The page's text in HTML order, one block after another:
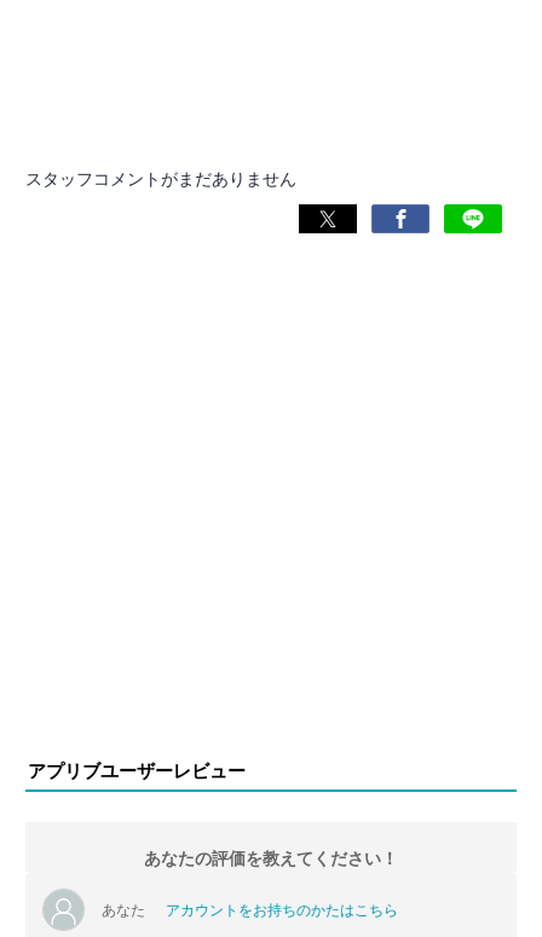
スタッフコメントがまだありません
アプリブユーザーレビュー
あなたの評価を教えてください！
あなた アカウントをお持ちのかたはこちら